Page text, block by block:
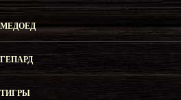
МЕДОЕД
ГЕПАРД
ТИГРЫ